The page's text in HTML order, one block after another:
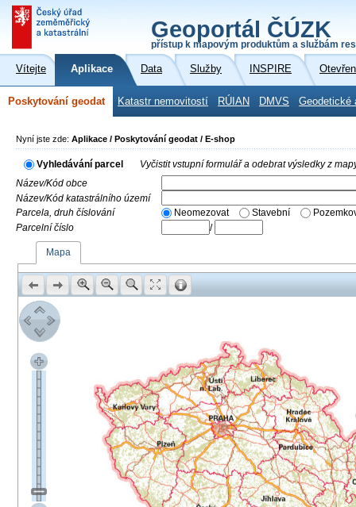
Geoportál ČÚZK
přístup k mapovým produktům a službám
Vítejte Aplikace Data Služby INSPIRE
Poskytování geodat Katastr nemovitostí RÚIAN DMVS Geodetické
Nyní jste zde: Aplikace / Poskytování geodat / E-shop
Vyhledávání parcel
Vyčistit vstupní formulář a odebrat výsledky z
Název/Kód obce
Název/Kód katastrálního území
Parcela, druh číslování
Neomezovat Stavební
Parcelní číslo
/
Mapa